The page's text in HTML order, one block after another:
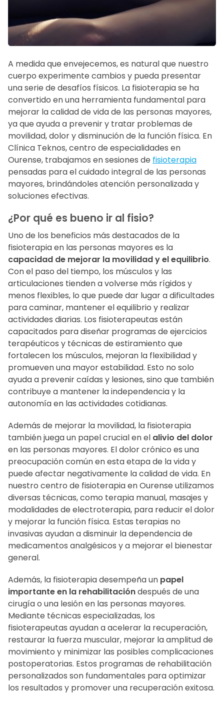
A medida que envejecemos, es natural que nuestro
cuerpo experimente cambios y pueda presentar
una serie de desafíos físicos. La fisioterapia se ha
convertido en una herramienta fundamental para
mejorar la calidad de vida de las personas mayores,
ya que ayuda a prevenir y tratar problemas de
movilidad, dolor y disminución de la función física. En
Clínica Teknos, centro de especialidades en
Ourense, trabajamos en sesiones de fisioterapia
pensadas para el cuidado integral de las personas
mayores, brindándoles atención personalizada y
soluciones efectivas.
¿Por qué es bueno ir al fisio?
Uno de los beneficios más destacados de la
fisioterapia en las personas mayores es la
capacidad de mejorar la movilidad y el equilibrio.
Con el paso del tiempo, los músculos y las
articulaciones tienden a volverse más rígidos y
menos flexibles, lo que puede dar lugar a dificultades
para caminar, mantener el equilibrio y realizar
actividades diarias. Los fisioterapeutas están
capacitados para diseñar programas de ejercicios
terapéuticos y técnicas de estiramiento que
fortalecen los músculos, mejoran la flexibilidad y
promueven una mayor estabilidad. Esto no solo
ayuda a prevenir caídas y lesiones, sino que también
contribuye a mantener la independencia y la
autonomía en las actividades cotidianas.
Además de mejorar la movilidad, la fisioterapia
también juega un papel crucial en el alivio del dolor
en las personas mayores. El dolor crónico es una
preocupación común en esta etapa de la vida y
puede afectar negativamente la calidad de vida. En
nuestro centro de fisioterapia en Ourense utilizamos
diversas técnicas, como terapia manual, masajes y
modalidades de electroterapia, para reducir el dolor
y mejorar la función física. Estas terapias no
invasivas ayudan a disminuir la dependencia de
medicamentos analgésicos y a mejorar el bienestar
general.
Además, la fisioterapia desempeña un papel
importante en la rehabilitacióndespués de una
cirugía o una lesión en las personas mayores.
Mediante técnicas especializadas, los
fisioterapeutas ayudan a acelerar la recuperación,
restaurar la fuerza muscular, mejorar la amplitud de
movimiento y minimizar las posibles complicaciones
postoperatorias. Estos programas de rehabilitación
personalizados son fundamentales para optimizar
los resultados y promover una recuperación exitosa.